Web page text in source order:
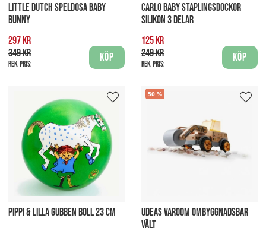
LITTLE DUTCH SPELDOSA BABY
BUNNY
297 kr
349 kr
Rek. pris:
Köp
CARLO BABY STAPLINGSDOCKOR
SILIKON 3 DELAR
125 kr
249 kr
Rek. pris:
Köp
PIPPI & LILLA GUBBEN BOLL 23 CM
50
UDEAS VAROOM OMBYGGNADSBAR
VÄLT